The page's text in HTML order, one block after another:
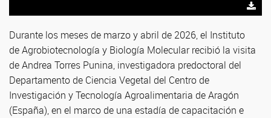
Durante los meses de marzo y abril de 2026, el Instituto
de Agrobiotecnología y Biología Molecular recibió la visita
de Andrea Torres Punina, investigadora predoctoral del
Departamento de Ciencia Vegetal del Centro de
Investigación y Tecnología Agroalimentaria de Aragón
(España), en el marco de una estadía de capacitación e